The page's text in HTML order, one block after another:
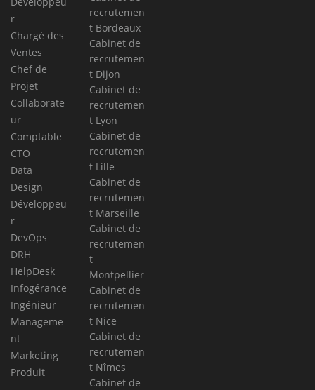
r
Chargé des
Ventes
Chef de
Projet
Collaborate
ur
Comptable
CTO
Data
Design
Développeu
r
DevOps
DRH
HelpDesk
Infogérance
Ingénieur
Manageme
nt
Marketing
Produit
recrutemen
t Bordeaux
Cabinet de
recrutemen
t Dijon
Cabinet de
recrutemen
t Lyon
Cabinet de
recrutemen
t Lille
Cabinet de
recrutemen
t Marseille
Cabinet de
recrutemen
t
Montpellier
Cabinet de
recrutemen
t Nice
Cabinet de
recrutemen
t Nîmes
Cabinet de